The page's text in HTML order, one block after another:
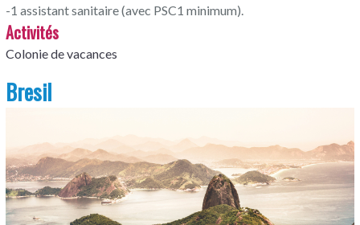
-1 assistant sanitaire (avec PSC1 minimum).
Activités
Colonie de vacances
Bresil